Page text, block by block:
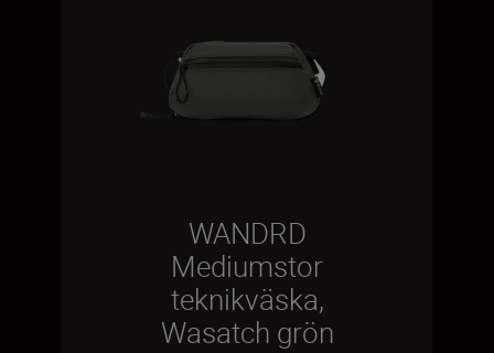
WANDRD
Mediumstor
teknikväska,
Wasatch grön